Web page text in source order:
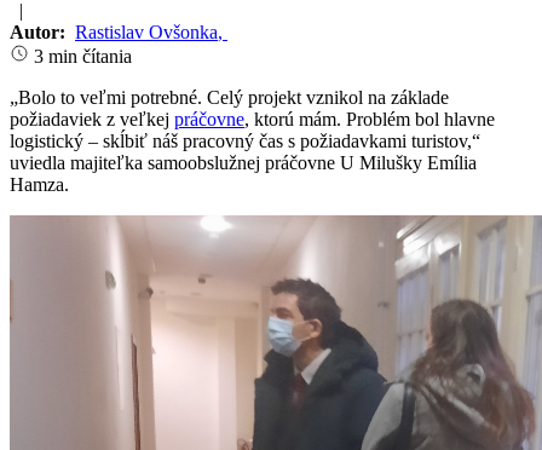
|
Autor: Rastislav Ovšonka,
3 min čítania
„Bolo to veľmi potrebné. Celý projekt vznikol na základe
požiadaviek z veľkej práčovne, ktorú mám. Problém bol hlavne
logistický – skĺbiť náš pracovný čas s požiadavkami turistov,“
uviedla majiteľka samoobslužnej práčovne U Milušky Emília
Hamza.